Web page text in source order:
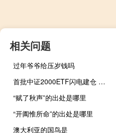
相关问题
过年爷爷给压岁钱吗
首批中证2000ETF闪电建仓 资金入市节奏明显加快
“赋了秋声”的出处是哪里
“开阖惟所命”的出处是哪里
澳大利亚的国鸟是